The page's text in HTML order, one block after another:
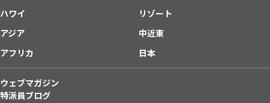
ハワイ
リゾート
アジア
中近東
アフリカ
日本
ウェブマガジン
特派員ブログ